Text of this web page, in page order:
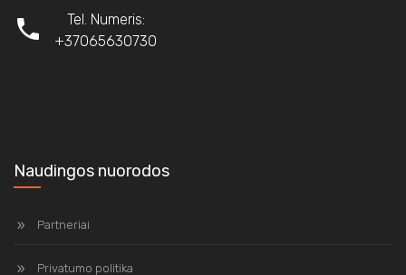
Tel. Numeris:
+37065630730
Naudingos nuorodos
Partneriai
Privatumo politika